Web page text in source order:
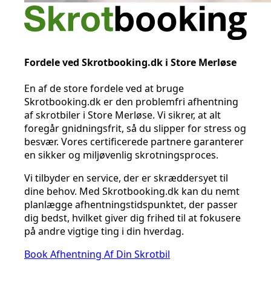
Fordele ved Skrotbooking.dk i Store Merløse
En af de store fordele ved at bruge
Skrotbooking.dk er den problemfri afhentning
af skrotbiler i Store Merløse. Vi sikrer, at alt
foregår gnidningsfrit, så du slipper for stress og
besvær. Vores certificerede partnere garanterer
en sikker og miljøvenlig skrotningsproces.
Vi tilbyder en service, der er skræddersyet til
dine behov. Med Skrotbooking.dk kan du nemt
planlægge afhentningstidspunktet, der passer
dig bedst, hvilket giver dig frihed til at fokusere
på andre vigtige ting i din hverdag.
Book Afhentning Af Din Skrotbil